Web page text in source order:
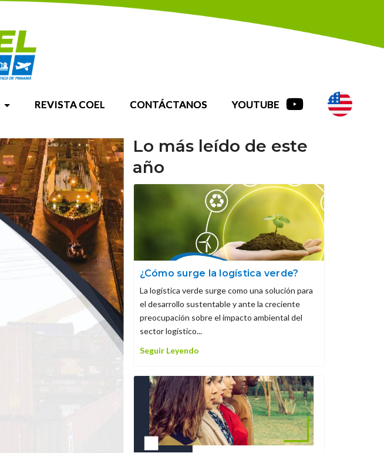
REVISTA COEL CONTÁCTANOS YOUTUBE
Lo más leído de este
año
¿Cómo surge la logística verde?
La logística verde surge como una solución para
el desarrollo sustentable y ante la creciente
preocupación sobre el impacto ambiental del
sector logístico...
Seguir Leyendo